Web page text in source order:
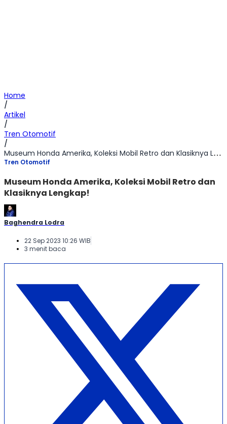
Home
/
Artikel
/
Tren Otomotif
/
Museum Honda Amerika, Koleksi Mobil Retro dan Klasiknya Lengkap!
Tren Otomotif
Museum Honda Amerika, Koleksi Mobil Retro dan
Klasiknya Lengkap!
Baghendra Lodra
22 Sep 2023 10:26 WIB
3 menit baca